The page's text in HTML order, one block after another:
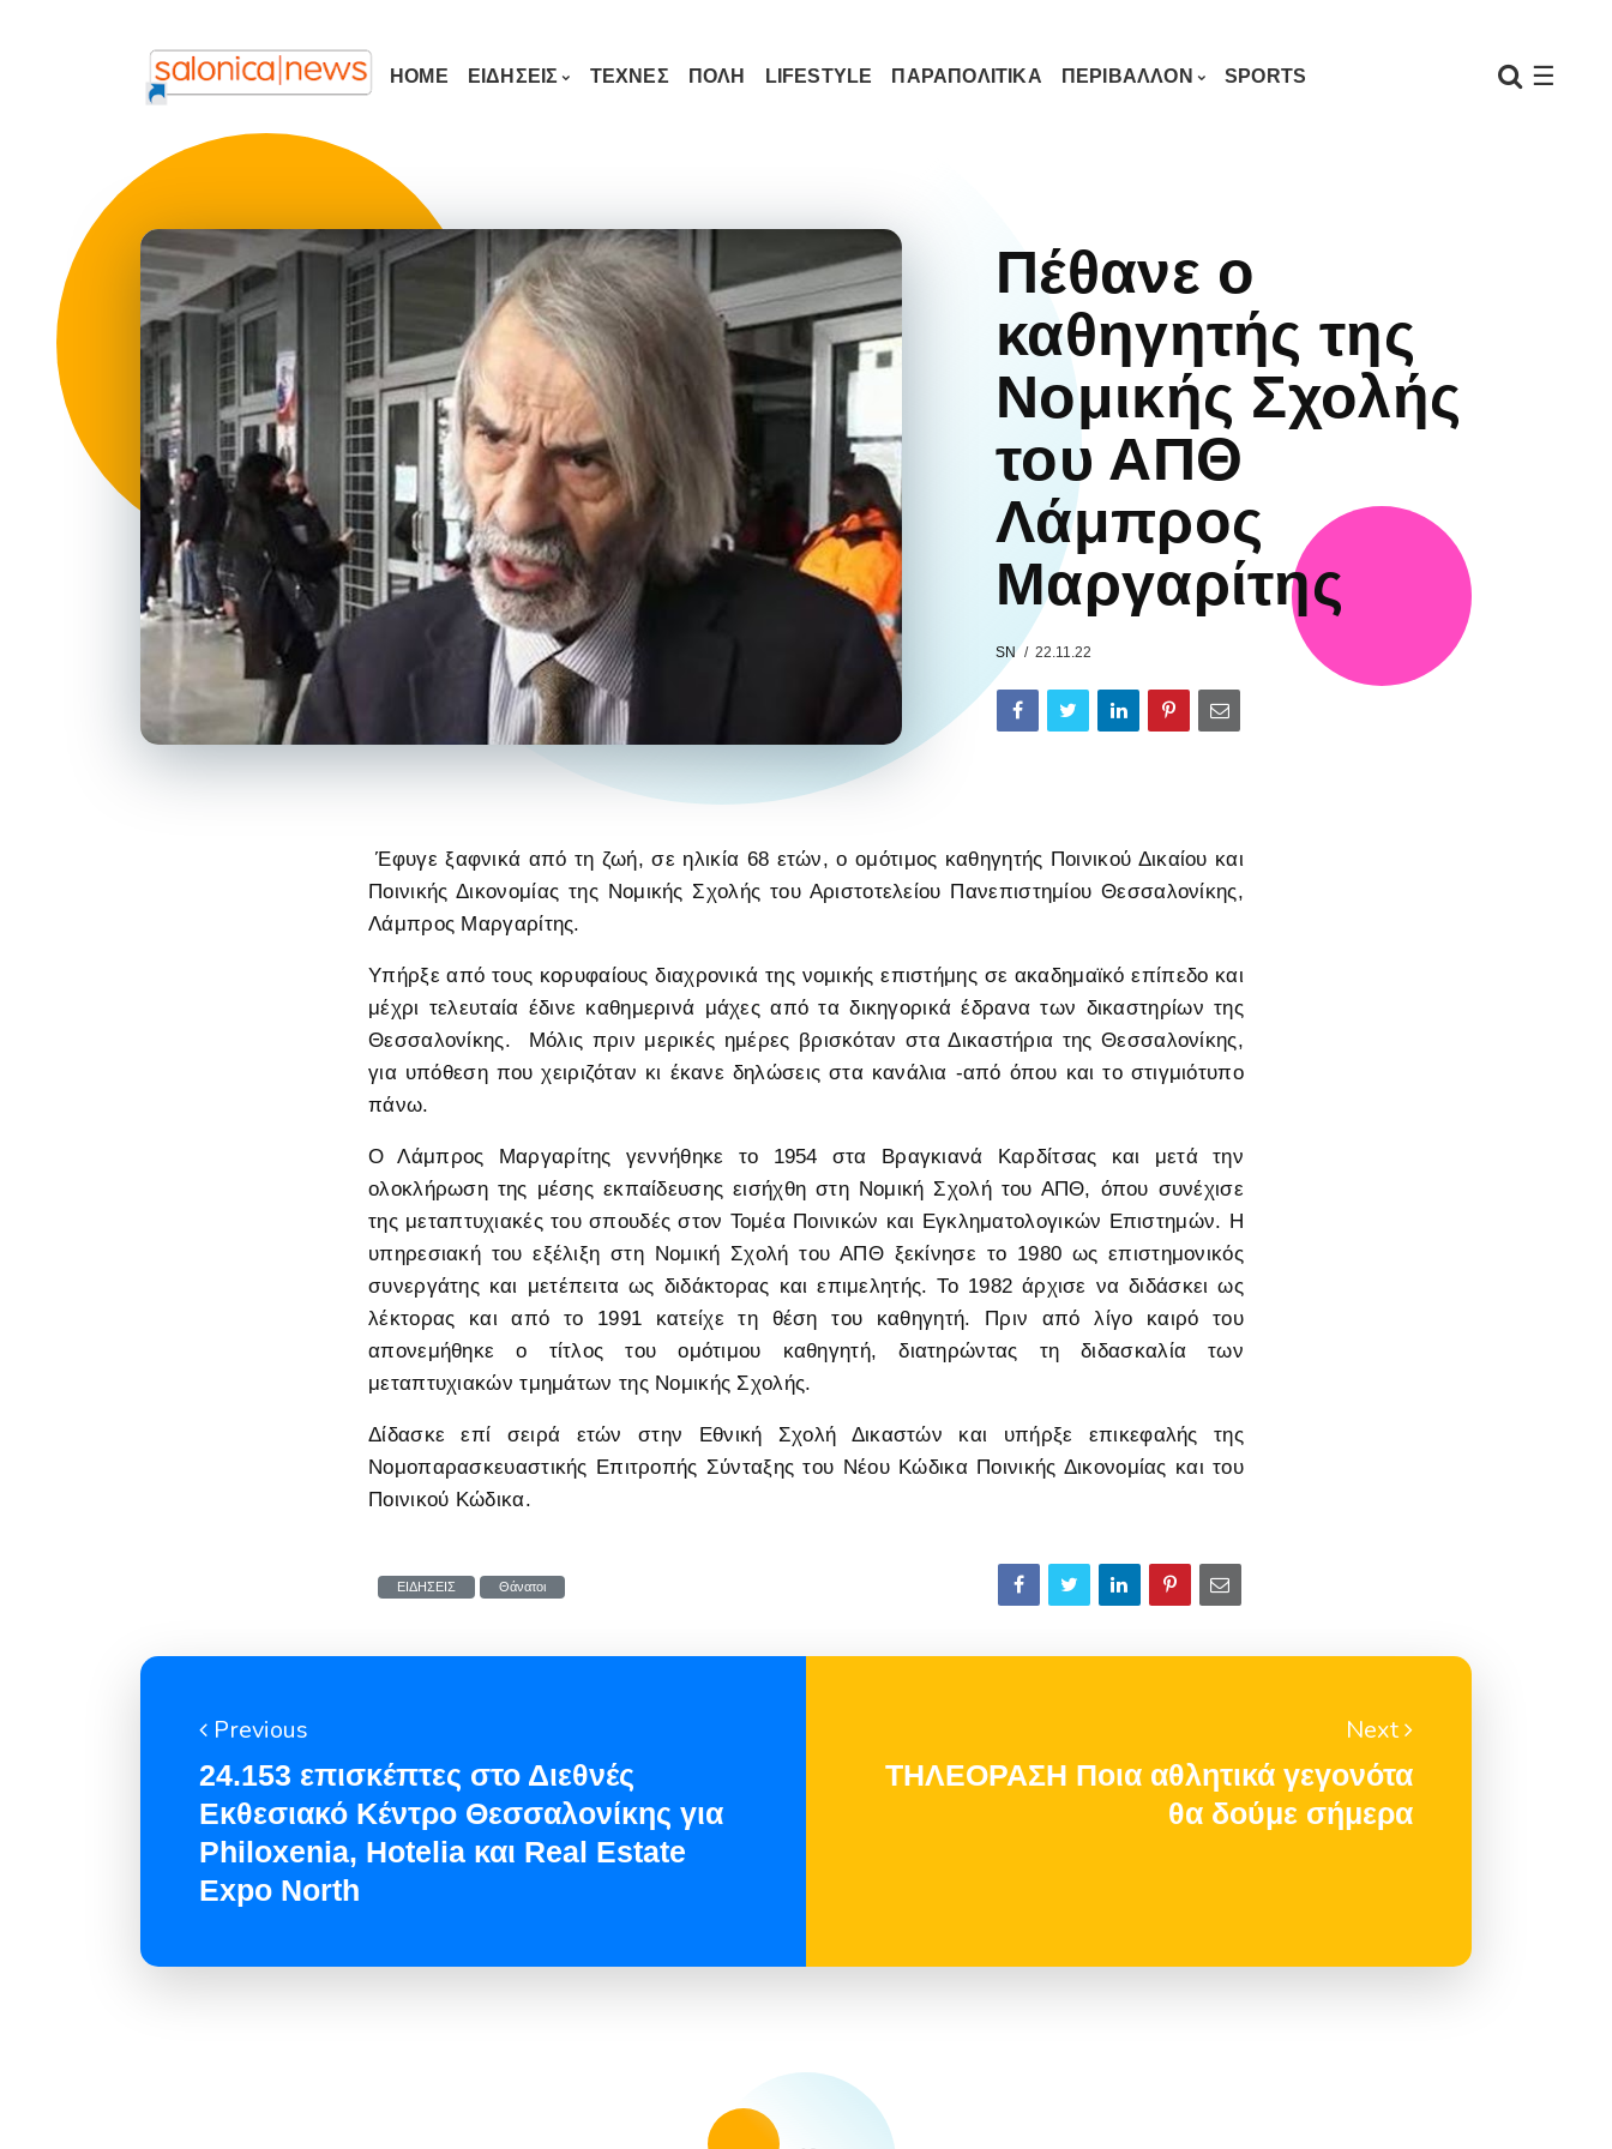
☰
HOME ΕΙΔΗΣΕΙΣ ΤΕΧΝΕΣ ΠΟΛΗ LIFESTYLE ΠΑΡΑΠΟΛΙΤΙΚΑ ΠΕΡΙΒΑΛΛΟΝ SPORTS
Πέθανε ο
καθηγητής της
Νομικής Σχολής
του ΑΠΘ
Λάμπρος
Μαργαρίτης
SN 22.11.22
Έφυγε ξαφνικά από τη ζωή, σε ηλικία 68 ετών, ο ομότιμος καθηγητής Ποινικού Δικαίου και
Ποινικής Δικονομίας της Νομικής Σχολής του Αριστοτελείου Πανεπιστημίου Θεσσαλονίκης,
Λάμπρος Μαργαρίτης.
Υπήρξε από τους κορυφαίους διαχρονικά της νομικής επιστήμης σε ακαδημαϊκό επίπεδο και
μέχρι τελευταία έδινε καθημερινά μάχες από τα δικηγορικά έδρανα των δικαστηρίων της
Θεσσαλονίκης. Μόλις πριν μερικές ημέρες βρισκόταν στα Δικαστήρια της Θεσσαλονίκης,
για υπόθεση που χειριζόταν κι έκανε δηλώσεις στα κανάλια -από όπου και το στιγμιότυπο
πάνω.
Ο Λάμπρος Μαργαρίτης γεννήθηκε το 1954 στα Βραγκιανά Καρδίτσας και μετά την
ολοκλήρωση της μέσης εκπαίδευσης εισήχθη στη Νομική Σχολή του ΑΠΘ, όπου συνέχισε
της μεταπτυχιακές του σπουδές στον Τομέα Ποινικών και Εγκληματολογικών Επιστημών. Η
υπηρεσιακή του εξέλιξη στη Νομική Σχολή του ΑΠΘ ξεκίνησε το 1980 ως επιστημονικός
συνεργάτης και μετέπειτα ως διδάκτορας και επιμελητής. Το 1982 άρχισε να διδάσκει ως
λέκτορας και από το 1991 κατείχε τη θέση του καθηγητή. Πριν από λίγο καιρό του
απονεμήθηκε ο τίτλος του ομότιμου καθηγητή, διατηρώντας τη διδασκαλία των
μεταπτυχιακών τμημάτων της Νομικής Σχολής.
Δίδασκε επί σειρά ετών στην Εθνική Σχολή Δικαστών και υπήρξε επικεφαλής της
Νομοπαρασκευαστικής Επιτροπής Σύνταξης του Νέου Κώδικα Ποινικής Δικονομίας και του
Ποινικού Κώδικα.
ΕΙΔΗΣΕΙΣ Θάνατοι
Previous
24.153 επισκέπτες στο Διεθνές
Εκθεσιακό Κέντρο Θεσσαλονίκης για
Philoxenia, Hotelia και Real Estate
Expo North
Next
ΤΗΛΕΟΡΑΣΗ Ποια αθλητικά γεγονότα
θα δούμε σήμερα